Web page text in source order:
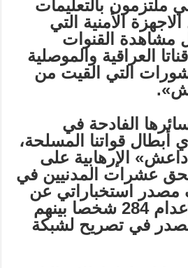
ملتزمون بالتعليمات
الأمنية التي
مشاهدة القنوات
العراقية والموصلية
التي القيت من
الفادحة في
أبطال قواتنا المسلحة،
الإرهابية على
عشرات المدنيين في
استخباراتي عن
قيام «داعش» بإعدام 284 شخصا بينهم
في تصريح لشبكة